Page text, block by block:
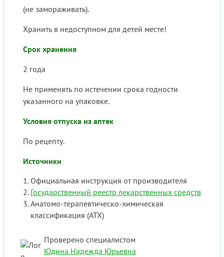
(не замораживать).
Хранить в недоступном для детей месте!
Срок хранения
2 года
Не применять по истечении срока годности
указанного на упаковке.
Условия отпуска из аптек
По рецепту.
Источники
Официальная инструкция от производителя
Государственный реестр лекарственных средств
Анатомо-терапевтическо-химическая
классификация (ATX)
Проверено специалистом
Юдина Надежда Юрьевна